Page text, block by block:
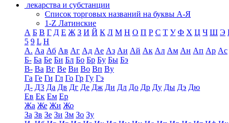
лекарства и субстанции
Список торговых названий на буквы А-Я
1-Z Латинские
А Б В Г Д Е Ж З И Й К Л М Н О П Р С Т У Ф Х Ц Ч Ш Э
5 9 L H
А. Аа Аб Ав Аг Ад Ае Аз Аи Ай Ак Ал Ам Ан Ап Ар Ас
Б- Ба Бе Би Бл Бо Бр Бу Бы Бэ
В- Ва Вг Ве Ви Во Вп Ву
Га Ге Ги Гл Го Гр Гу Гэ
Д- Д3 Да Дв Дг Де Дж Ди Дл До Др Ду Ды Дэ Дю
Ев Ек Ем Ер
Жа Же Жи Жо
За Зв Зе Зи Зм Зо Зу